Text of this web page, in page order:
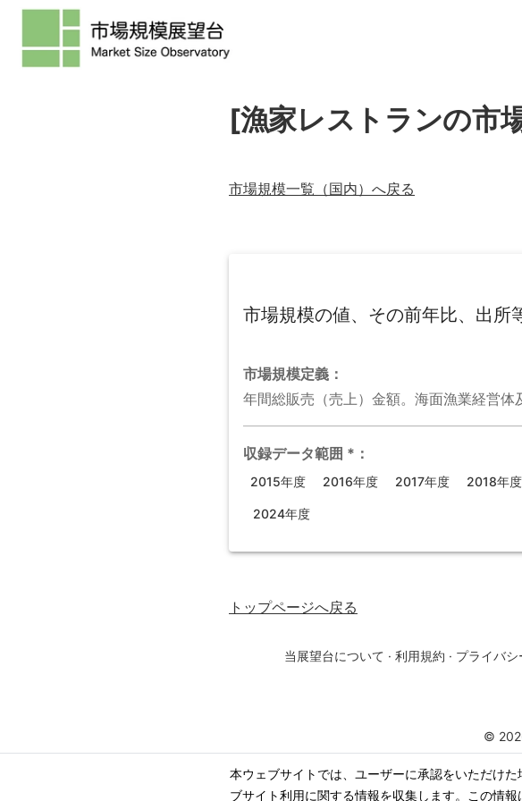
本ウェブサイトでは、ユーザーに承認をいただけ
ブサイト利用に関する情報を収集します。この情
[漁家レストランの市
市場規模一覧（国内）へ戻る
市場規模の値、その前年比、出所
市場規模定義：
年間総販売（売上）金額。海面漁業経営体
収録データ範囲 * ：
2015年度 2016年度 2017年度 2018年度
2024年度
トップページへ戻る
当展望台について · 利用規約 · プライバ
©